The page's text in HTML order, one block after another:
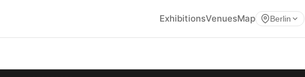
ExhibitionsVenuesMap Berlin